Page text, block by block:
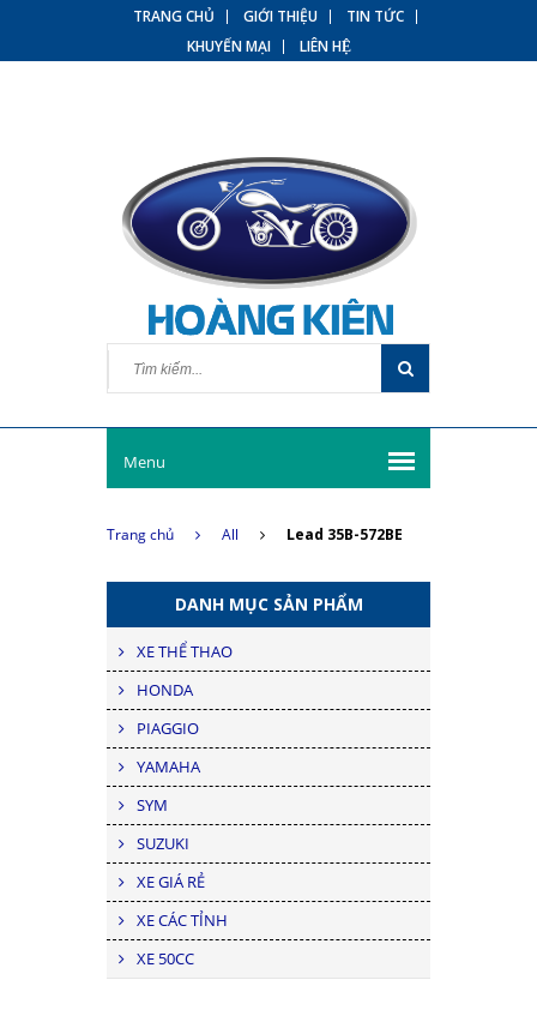
TRANG CHỦ GIỚI THIỆU
TIN TỨC
KHUYẾN MẠI
LIÊN HỆ
Menu
Trang chủ All Lead 35B-572BE
DANH MỤC SẢN PHẨM
XE THỂ THAO
HONDA
PIAGGIO
YAMAHA
SYM
SUZUKI
XE GIÁ RẺ
XE CÁC TỈNH
XE 50CC